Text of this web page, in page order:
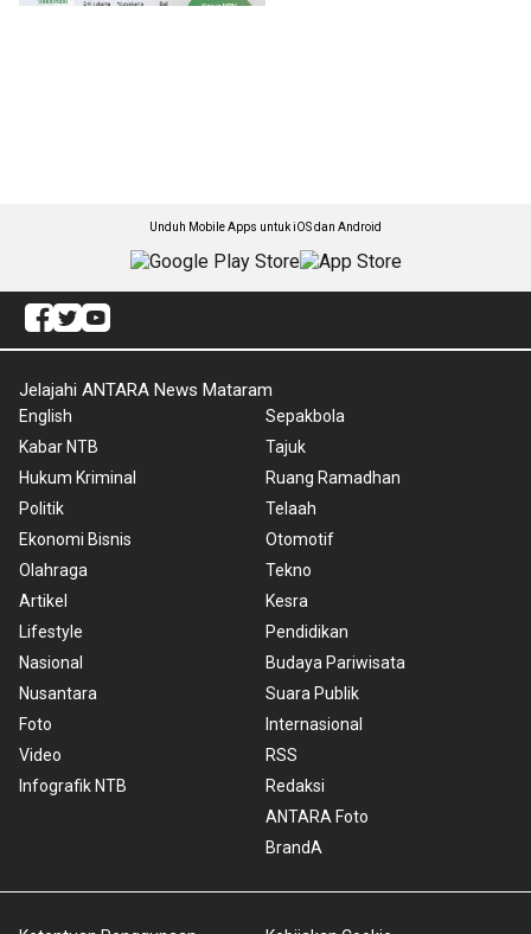
Unduh Mobile Apps untuk iOS dan Android
Jelajahi ANTARA News Mataram
English
Kabar NTB
Hukum Kriminal
Politik
Ekonomi Bisnis
Olahraga
Artikel
Lifestyle
Nasional
Nusantara
Foto
Video
Infografik NTB
Sepakbola
Tajuk
Ruang Ramadhan
Telaah
Otomotif
Tekno
Kesra
Pendidikan
Budaya Pariwisata
Suara Publik
Internasional
RSS
Redaksi
ANTARA Foto
BrandA